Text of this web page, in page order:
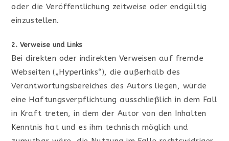
oder die Veröffentlichung zeitweise oder endgültig
einzustellen.
2. Verweise und Links
Bei direkten oder indirekten Verweisen auf fremde
Webseiten („Hyperlinks“), die außerhalb des
Verantwortungsbereiches des Autors liegen, würde
eine Haftungsverpflichtung ausschließlich in dem Fall
in Kraft treten, in dem der Autor von den Inhalten
Kenntnis hat und es ihm technisch möglich und